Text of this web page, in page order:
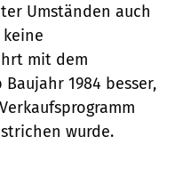
Umständen auch
mit dem
1984 besser,
wurde.